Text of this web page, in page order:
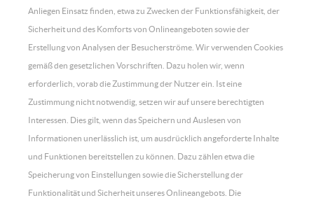
Anliegen Einsatz finden, etwa zu Zwecken der Funktionsfähigkeit, der
Sicherheit und des Komforts von Onlineangeboten sowie der
Erstellung von Analysen der Besucherströme. Wir verwenden Cookies
gemäß den gesetzlichen Vorschriften. Dazu holen wir, wenn
erforderlich, vorab die Zustimmung der Nutzer ein. Ist eine
Zustimmung nicht notwendig, setzen wir auf unsere berechtigten
Interessen. Dies gilt, wenn das Speichern und Auslesen von
Informationen unerlässlich ist, um ausdrücklich angeforderte Inhalte
und Funktionen bereitstellen zu können. Dazu zählen etwa die
Speicherung von Einstellungen sowie die Sicherstellung der
Funktionalität und Sicherheit unseres Onlineangebots. Die